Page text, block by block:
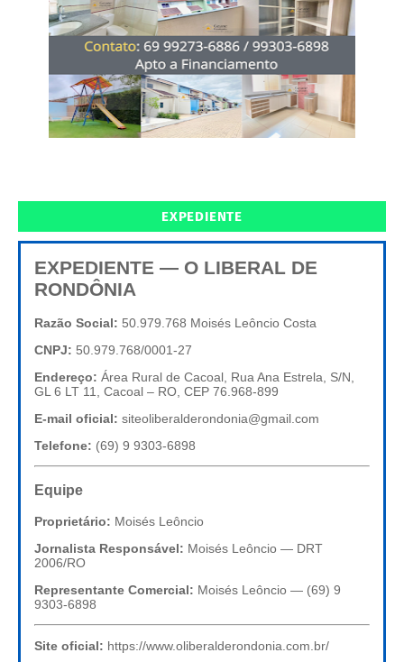
EXPEDIENTE
EXPEDIENTE — O LIBERAL DE
RONDÔNIA
Razão Social: 50.979.768 Moisés Leôncio Costa
CNPJ: 50.979.768/0001-27
Endereço: Área Rural de Cacoal, Rua Ana Estrela, S/N,
GL 6 LT 11, Cacoal – RO, CEP 76.968-899
E-mail oficial: siteoliberalderondonia@gmail.com
Telefone: (69) 9 9303-6898
Equipe
Proprietário: Moisés Leôncio
Jornalista Responsável: Moisés Leôncio — DRT
2006/RO
Representante Comercial: Moisés Leôncio — (69) 9
9303-6898
Site oficial: https://www.oliberalderondonia.com.br/